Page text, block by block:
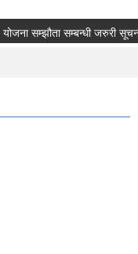
सम्बन्धी जरुरी सूचना ।